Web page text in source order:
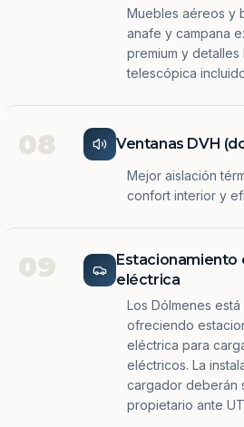
Muebles aéreos y
anafe y campana
premium y
telescópica
08 Ventanas DVH
Mejor aislación
confort interior y
09
Estacionamiento
eléctrica
Los Dólmenes está
ofreciendo
eléctrica para
eléctricos. La
cargador deberán
propietario ante